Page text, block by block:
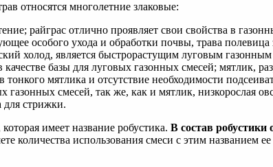
относятся многолетние злаковые:
райграс отлично проявляет свои свойства в
особого ухода и обработки почвы, трава полевица
холод, является быстрорастущим луговым газонным
базы для луговых газонных смесей; мятлик,
мятлика и отсутствие необходимости
газонных смесей, так же, как и мятлик, низкорослая
для стрижки.
имеет название робустика. В состав робустики
количества использования смеси с этим названием